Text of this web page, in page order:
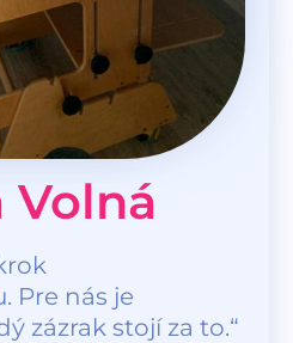
Volná
Pre nás je
zázrak stojí za to.“